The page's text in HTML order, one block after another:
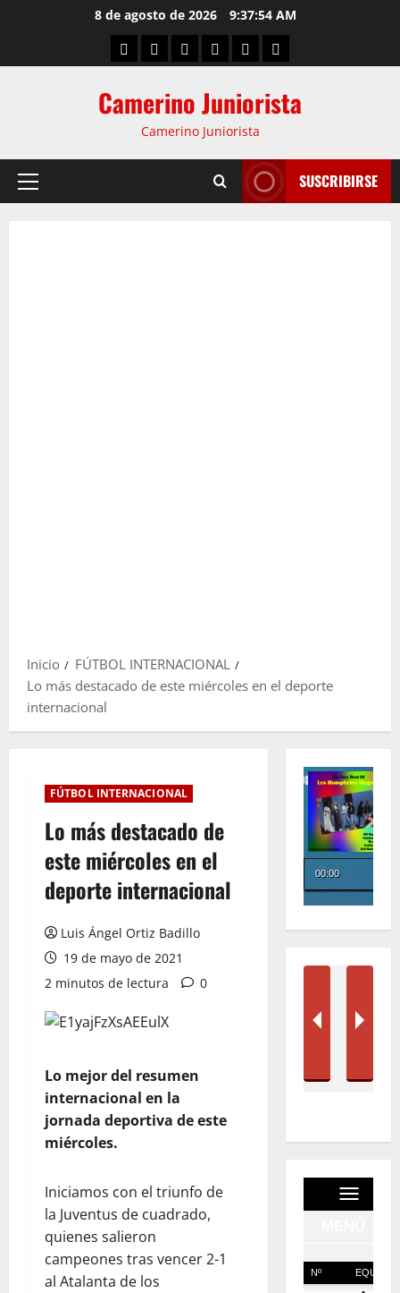
8 de agosto de 2026 9:37:55 AM
Camerino Juniorista
Camerino Juniorista
SUSCRIBIRSE
Inicio
FÚTBOL INTERNACIONAL
Lo más destacado de este miércoles en el deporte
internacional
FÚTBOL INTERNACIONAL
Lo más destacado de
este miércoles en el
deporte internacional
Luis Ángel Ortiz Badillo
19 de mayo de 2021
2 minutos de lectura
0
Lo mejor del resumen
internacional en la
jornada deportiva de este
miércoles.
Iniciamos con el triunfo de
la Juventus de cuadrado,
quienes salieron
campeones tras vencer 2-1
al Atalanta de los